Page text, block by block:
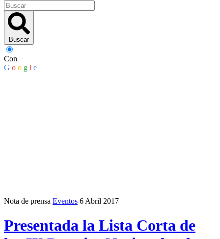
Buscar
Con
G o o g l e
Nota de prensa Eventos 6 Abril 2017
Presentada la Lista Corta de